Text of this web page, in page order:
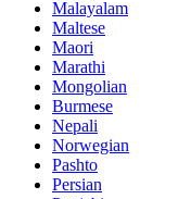
Malayalam
Maltese
Maori
Marathi
Mongolian
Burmese
Nepali
Norwegian
Pashto
Persian